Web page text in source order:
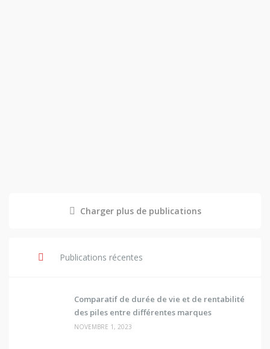
Charger plus de publications
Publications récentes
Comparatif de durée de vie et de rentabilité
des piles entre différentes marques
NOVEMBRE 1, 2023